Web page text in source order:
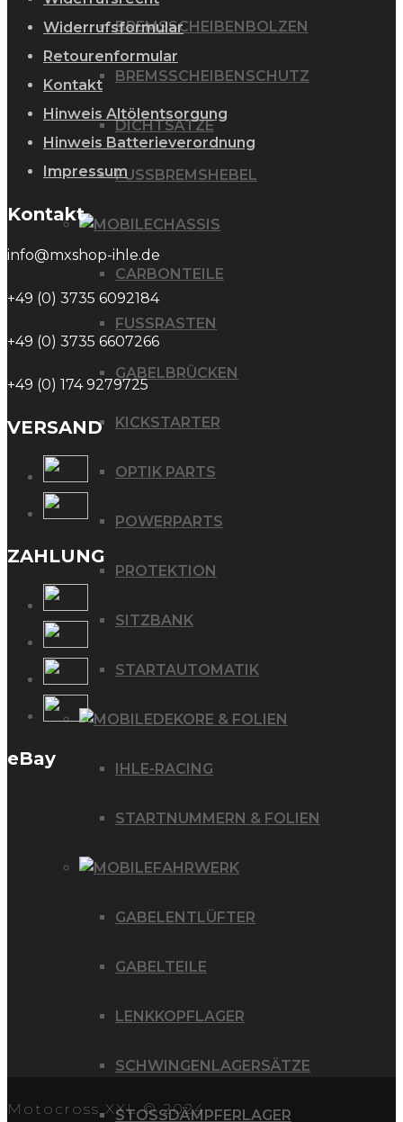
BREMSSCHEIBENBOLZEN
BREMSSCHEIBENSCHUTZ
DICHTSÄTZE
FUSSBREMSHEBEL
CHASSIS
CARBONTEILE
FUSSRASTEN
GABELBRÜCKEN
KICKSTARTER
OPTIK PARTS
POWERPARTS
PROTEKTION
SITZBANK
STARTAUTOMATIK
DEKORE & FOLIEN
IHLE-RACING
STARTNUMMERN & FOLIEN
FAHRWERK
GABELENTLÜFTER
GABELTEILE
LENKKOPFLAGER
SCHWINGENLAGERSÄTZE
STOSSDÄMPFERLAGER
Widerrufsformular
Retourenformular
Kontakt
Hinweis Altölentsorgung
Hinweis Batterieverordnung
Impressum
Kontakt
info@mxshop-ihle.de
+49 (0) 3735 6092184
+49 (0) 3735 6607266
+49 (0) 174 9279725
VERSAND
ZAHLUNG
eBay
Motocross XXL © 2024